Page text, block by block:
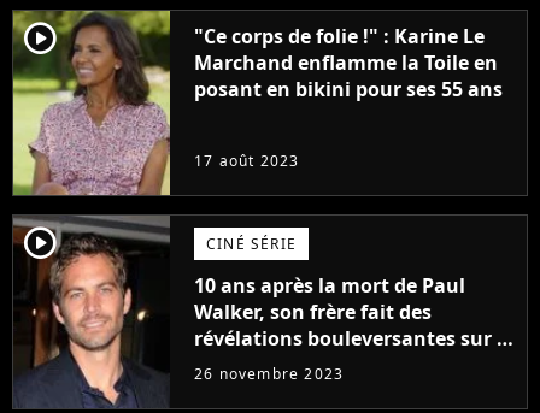
player2
"Ce corps de folie !" : Karine Le
Marchand enflamme la Toile en
posant en bikini pour ses 55 ans
17 août 2023
player2 CINÉ SÉRIE
10 ans après la mort de Paul
Walker, son frère fait des
révélations bouleversantes sur la
réaction des acteurs de Fast and
26 novembre 2023